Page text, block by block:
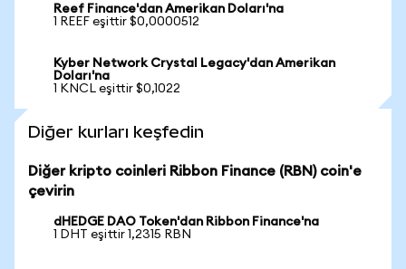
Reef Finance'dan Amerikan Doları'na
1 REEF eşittir $0,0000512
Kyber Network Crystal Legacy'dan Amerikan
Doları'na
1 KNCL eşittir $0,1022
Diğer kurları keşfedin
Diğer kripto coinleri Ribbon Finance (RBN) coin'e
çevirin
dHEDGE DAO Token'dan Ribbon Finance'na
1 DHT eşittir 1,2315 RBN